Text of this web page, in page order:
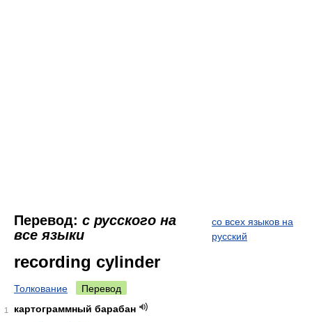
Перевод: с русского на
все языки
со всех языков на
русский
recording cylinder
Толкование Перевод
1
картограммный барабан